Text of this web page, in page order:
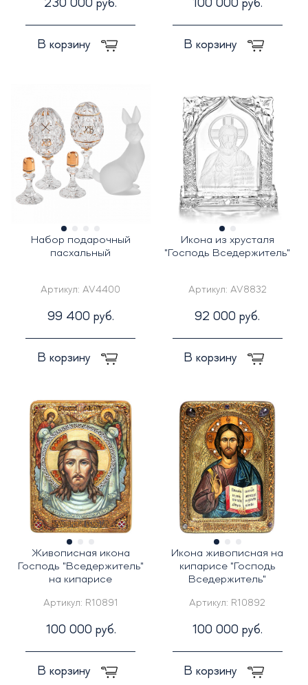
230 000 руб.
В корзину
100 000 руб.
В корзину
Набор подарочный
пасхальный
Артикул:AV4400
99 400 руб.
В корзину
Икона из хрусталя
"Господь Вседержитель"
Артикул: AV8832
92 000 руб.
В корзину
Живописная икона
Господь "Вседержитель"
на кипарисе
Артикул: R10891
100 000 руб.
В корзину
Икона живописная на
кипарисе "Господь
Вседержитель"
Артикул: R10892
100 000 руб.
В корзину